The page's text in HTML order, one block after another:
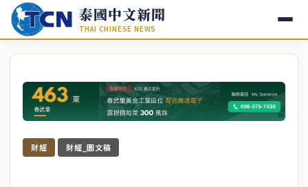
泰國中文新聞
THAI CHINESE NEWS
財經 財經_圖文稿